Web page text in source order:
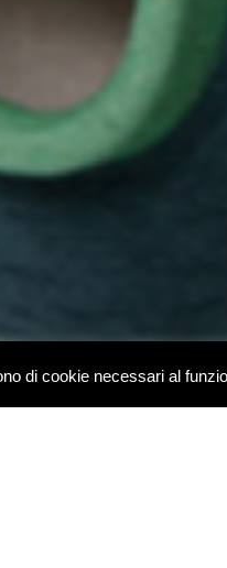
di cookie necessari al